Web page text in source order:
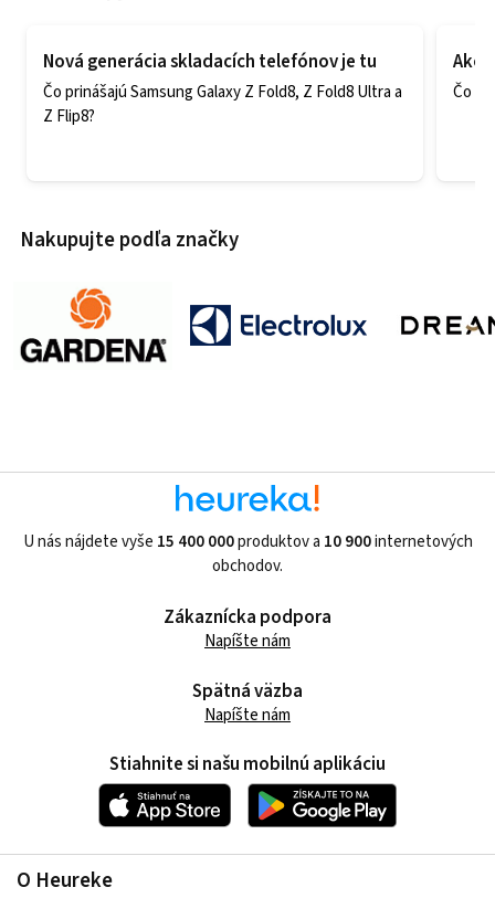
Nová generácia skladacích telefónov je tu
Čo prinášajú Samsung Galaxy Z Fold8, Z Fold8 Ultra a
Z Flip8?
Ako
Čo
Nakupujte podľa značky
U nás nájdete vyše 15 400 000produktov a 10 900internetových
obchodov.
O Heureke
Zákaznícka podpora
Napíšte nám
Spätná väzba
Napíšte nám
Stiahnite si našu mobilnú aplikáciu